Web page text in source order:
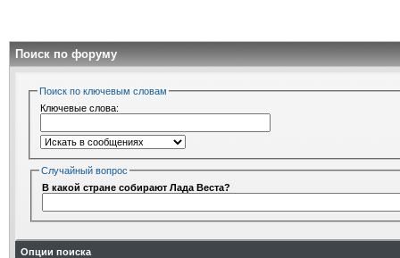
Поиск по форуму
Поиск по ключевым словам
Ключевые слова:
Случайный вопрос
В какой стране собирают Лада Веста?
Опции поиска